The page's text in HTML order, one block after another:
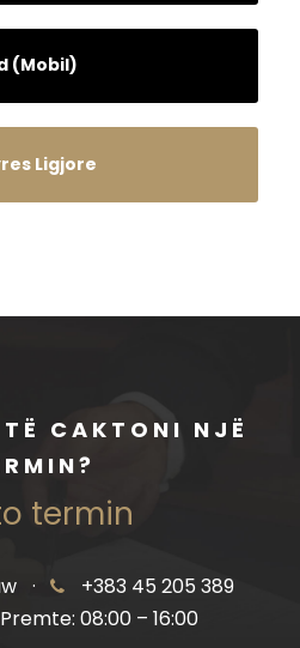
(Mobil)
Ligjore
CAKTONI NJË
termin
·
+383 45 205 389
08:00 – 16:00